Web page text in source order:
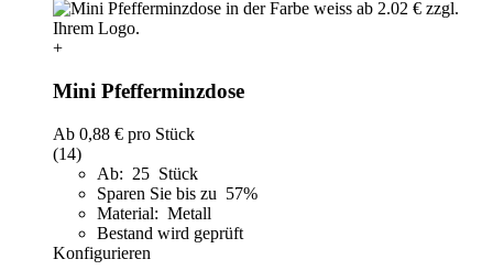
+
Mini Pfefferminzdose
Ab 0,88 € pro Stück
(14)
Ab: 25 Stück
Sparen Sie bis zu 57%
Material: Metall
Bestand wird geprüft
Konfigurieren